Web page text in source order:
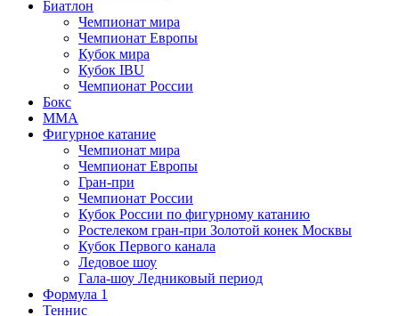
Биатлон
Чемпионат мира
Чемпионат Европы
Кубок мира
Кубок IBU
Чемпионат России
Бокс
MMA
Фигурное катание
Чемпионат мира
Чемпионат Европы
Гран-при
Чемпионат России
Кубок России по фигурному катанию
Ростелеком гран-при Золотой конек Москвы
Кубок Первого канала
Ледовое шоу
Гала-шоу Ледниковый период
Формула 1
Теннис